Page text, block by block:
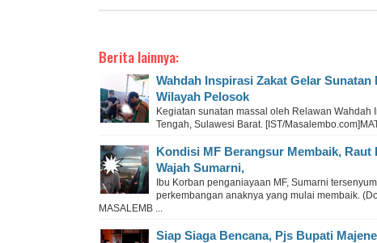
Berita lainnya:
Wahdah Inspirasi Zakat Gelar Sunatan
Wilayah Pelosok
Kegiatan sunatan massal oleh Relawan Wahdah
Tengah, Sulawesi Barat. [IST/
Kondisi MF Berangsur Membaik, Raut
Wajah Sumarni,
Ibu Korban penganiayaan MF, Sumarni
perkembangan anaknya yang mulai membaik.
MASALEMB ...
Siap Siaga Bencana, Pjs Bupati